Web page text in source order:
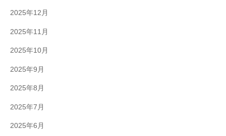
2025年12月
2025年11月
2025年10月
2025年9月
2025年8月
2025年7月
2025年6月